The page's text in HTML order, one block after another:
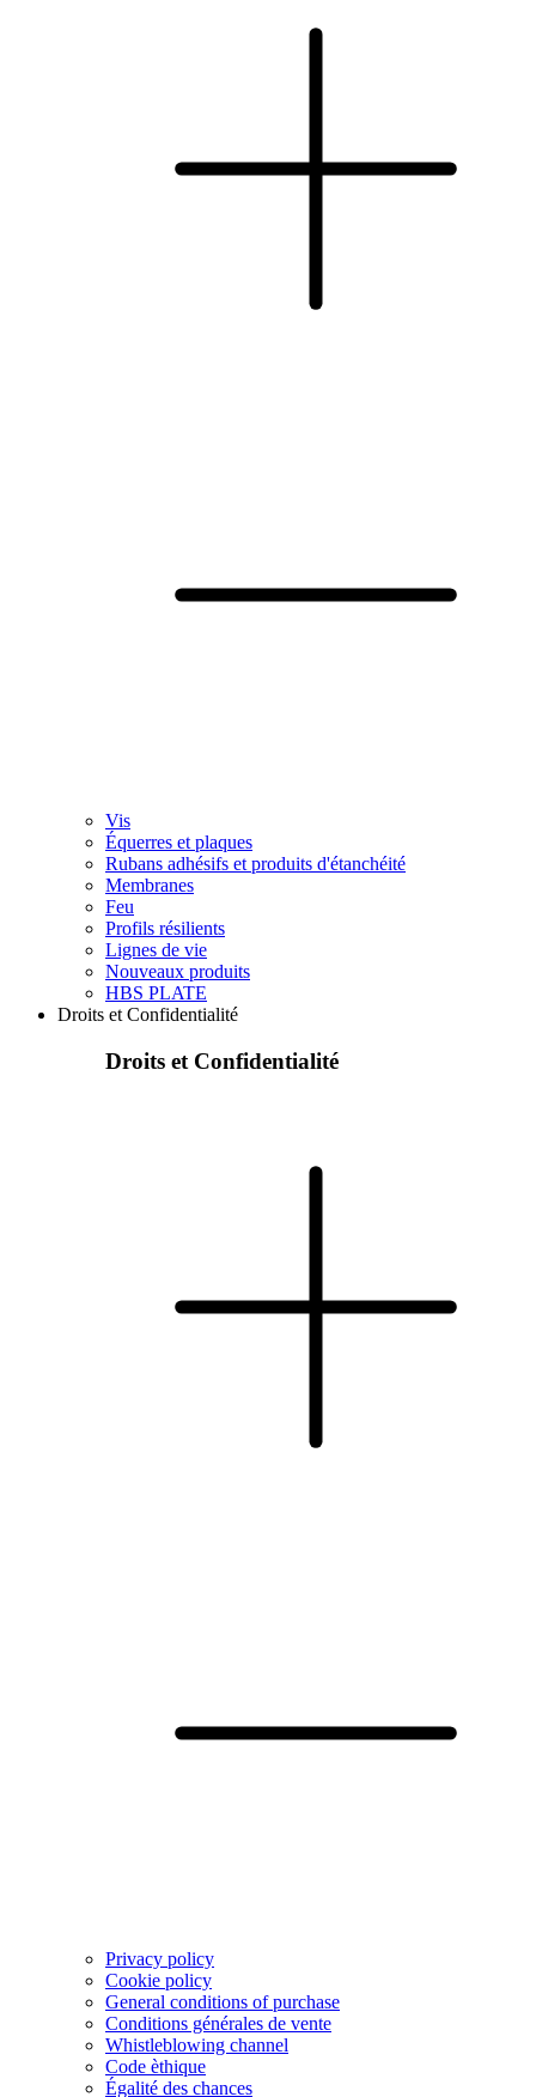
Vis
Équerres et plaques
Rubans adhésifs et produits d'étanchéité
Membranes
Feu
Profils résilients
Lignes de vie
Nouveaux produits
HBS PLATE
Droits et Confidentialité
Droits et Confidentialité
Privacy policy
Cookie policy
General conditions of purchase
Conditions générales de vente
Whistleblowing channel
Code èthique
Égalité des chances